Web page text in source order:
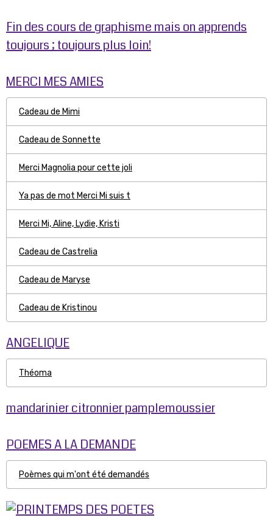
Fin des cours de graphisme mais on apprends
toujours ; toujours plus loin!
MERCI MES AMIES
Cadeau de Mimi
Cadeau de Sonnette
Merci Magnolia pour cette joli
Ya pas de mot Merci Mi suis t
Merci Mi, Aline, Lydie, Kristi
Cadeau de Castrelia
Cadeau de Maryse
Cadeau de Kristinou
ANGELIQUE
Théoma
mandarinier citronnier pamplemoussier
POEMES A LA DEMANDE
Poèmes qui m'ont été demandés